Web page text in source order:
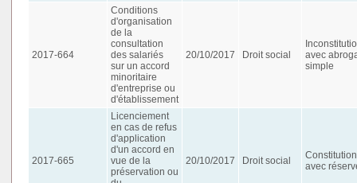
2017-664
Conditions
d'organisation
de la
consultation
des salariés
sur un accord
minoritaire
d'entreprise ou
d'établissement
20/10/2017 Droit social
avec
simple
2017-665
Licenciement
en cas de refus
d'application
d'un accord en
vue de la
préservation ou
20/10/2017 Droit social
avec